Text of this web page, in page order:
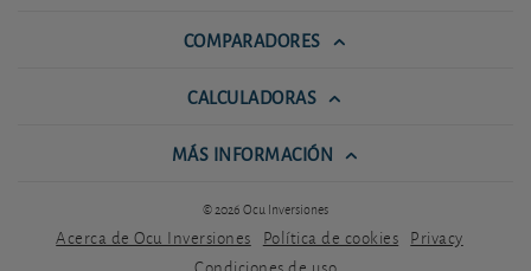
COMPARADORES
CALCULADORAS
MÁS INFORMACIÓN
© 2026 Ocu Inversiones
Acerca de Ocu Inversiones Política de cookies Privacy